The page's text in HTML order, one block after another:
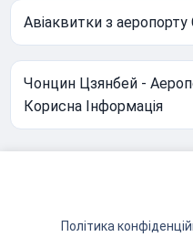
Авіаквитки з
Чонцин Цзянбей -
Корисна Інформація
Політика